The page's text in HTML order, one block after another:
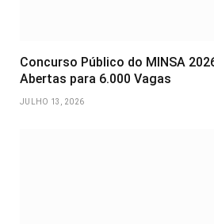
Concurso Público do MINSA
Abertas para 6.000 Vagas
JULHO 13, 2026